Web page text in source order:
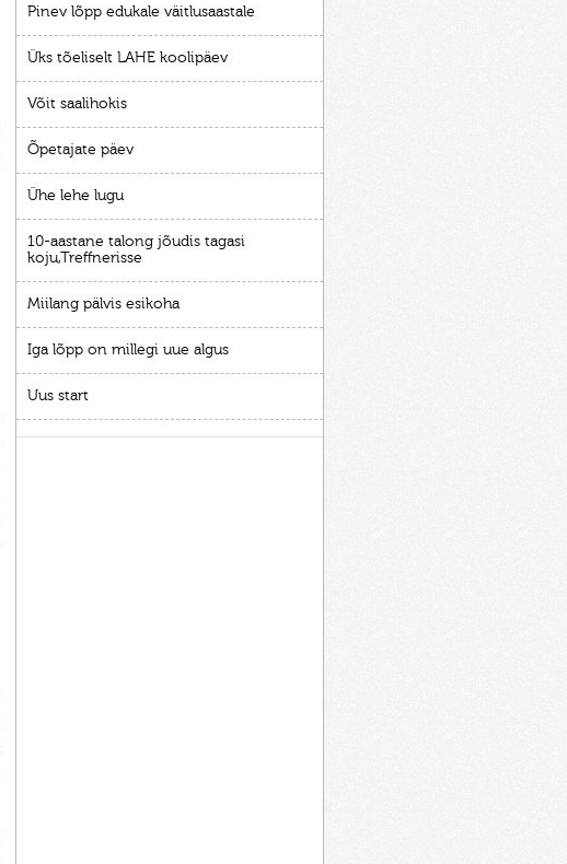
Pinev lõpp edukale väitlusaastale
Üks tõeliselt LAHE koolipäev
Võit saalihokis
Õpetajate päev
Ühe lehe lugu
10-aastane talong jõudis tagasi
koju,Treffnerisse
Miilang pälvis esikoha
Iga lõpp on millegi uue algus
Uus start